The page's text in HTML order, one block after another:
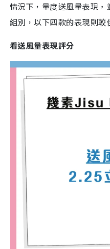
情況下，量度送風量表現
組別，以下四款的表現則較
看送風量表現評分